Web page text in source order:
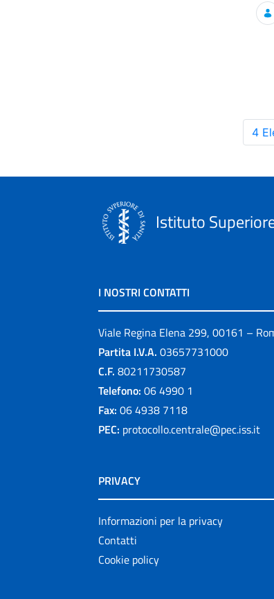
4
Istituto
I NOSTRI CONTATTI
Viale Regina Elena 299, 00161 –
Partita I.V.A. 03657731000
C.F. 80211730587
Telefono: 06 4990 1
Fax: 06 4938 7118
PEC: protocollo.centrale@pec.iss.it
PRIVACY
Informazioni per la privacy
Contatti
Cookie policy